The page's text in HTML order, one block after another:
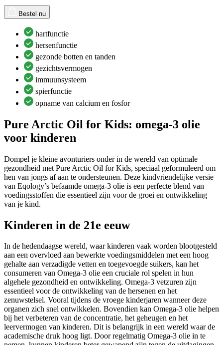
Bestel nu
hartfunctie
hersenfunctie
gezonde botten en tanden
gezichtsvermogen
immuunsysteem
spierfunctie
opname van calcium en fosfor
Pure Arctic Oil for Kids: omega-3 olie
voor kinderen
Dompel je kleine avonturiers onder in de wereld van optimale
gezondheid met Pure Arctic Oil for Kids, speciaal geformuleerd om
hen van jongs af aan te ondersteunen. Deze kindvriendelijke versie
van Eqology’s befaamde omega-3 olie is een perfecte blend van
voedingsstoffen die essentieel zijn voor de groei en ontwikkeling
van je kind.
Kinderen in de 21e eeuw
In de hedendaagse wereld, waar kinderen vaak worden blootgesteld
aan een overvloed aan bewerkte voedingsmiddelen met een hoog
gehalte aan verzadigde vetten en toegevoegde suikers, kan het
consumeren van Omega-3 olie een cruciale rol spelen in hun
algehele gezondheid en ontwikkeling. Omega-3 vetzuren zijn
essentieel voor de ontwikkeling van de hersenen en het
zenuwstelsel. Vooral tijdens de vroege kinderjaren wanneer deze
organen zich snel ontwikkelen. Bovendien kan Omega-3 olie helpen
bij het verbeteren van de concentratie, het geheugen en het
leervermogen van kinderen. Dit is belangrijk in een wereld waar de
academische druk hoog ligt. Door regelmatig Omega-3 olie in te